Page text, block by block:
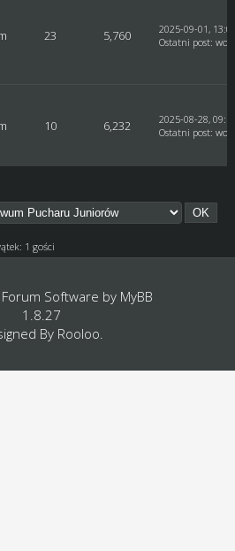
23 5,760
2025-09-01,
Ostatni post:
10 6,232
2025-08-28,
Ostatni post:
1 gości
Software by MyBB
1.8.27
By Rooloo